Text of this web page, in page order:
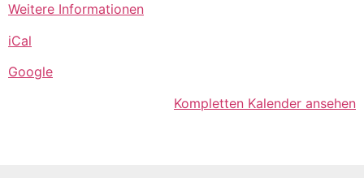
Weitere Informationen
iCal
Google
Kompletten Kalender ansehen